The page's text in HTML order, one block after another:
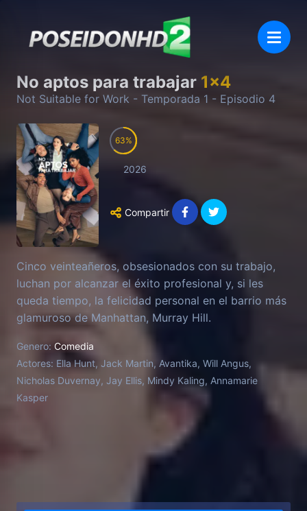
No aptos para trabajar 1x4
Not Suitable for Work - Temporada 1 - Episodio 4
63
2026
Compartir
Cinco veinteañeros, obsesionados con su trabajo,
luchan por alcanzar el éxito profesional y, si les
queda tiempo, la felicidad personal en el barrio más
glamuroso de Manhattan, Murray Hill.
Genero: Comedia
Actores: Ella Hunt, Jack Martin, Avantika, Will Angus,
Nicholas Duvernay, Jay Ellis, Mindy Kaling, Annamarie
Kasper